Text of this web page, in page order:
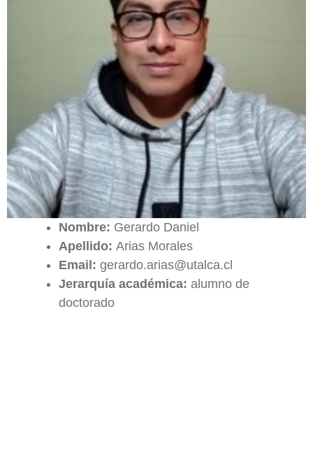
Nombre: Gerardo Daniel
Apellido:Arias Morales
Email:gerardo.arias@utalca.cl
Jerarquía académica: alumno de
doctorado